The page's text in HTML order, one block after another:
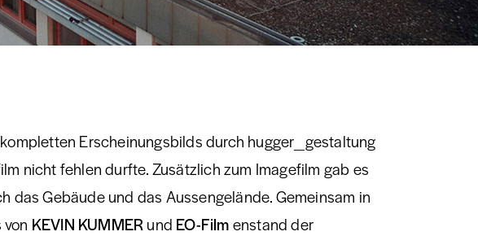
Erscheinungsbilds durch hugger_gestaltung
nicht fehlen durfte. Zusätzlich zum Imagefilm gab es
das Gebäude und das Aussengelände. Gemeinsam in
KEVIN KUMMERund EO-Filmenstand der